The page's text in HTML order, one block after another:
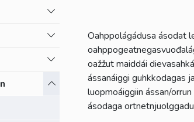
Toggle Dropdown
Toggle Dropdown
Toggle Dropdown
Toggle Dropdown
Oahppolágádusa ásodat
oažžut maiddái
ássanáiggi guhkkodagas
luopmoáiggiin ássan/
ásodaga